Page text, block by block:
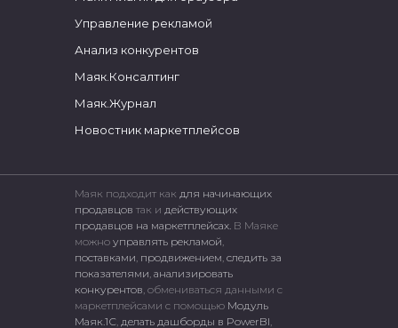
Управление рекламой
Анализ конкурентов
Маяк.Консалтинг
Маяк.Журнал
Новостник маркетплейсов
Маяк подходит как для начинающих
продавцов так и действующих
продавцов на маркетплейсах. В Маяке
можно управлять рекламой,
поставками, продвижением, следить за
показателями, анализировать
конкурентов, обмениваться данными с
маркетплейсами c помощью Модуль
Маяк.1С, делать дашборды в PowerBI,